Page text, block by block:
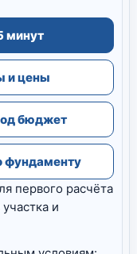
минут
и цены
бюджет
фундаменту
первого расчёта
и